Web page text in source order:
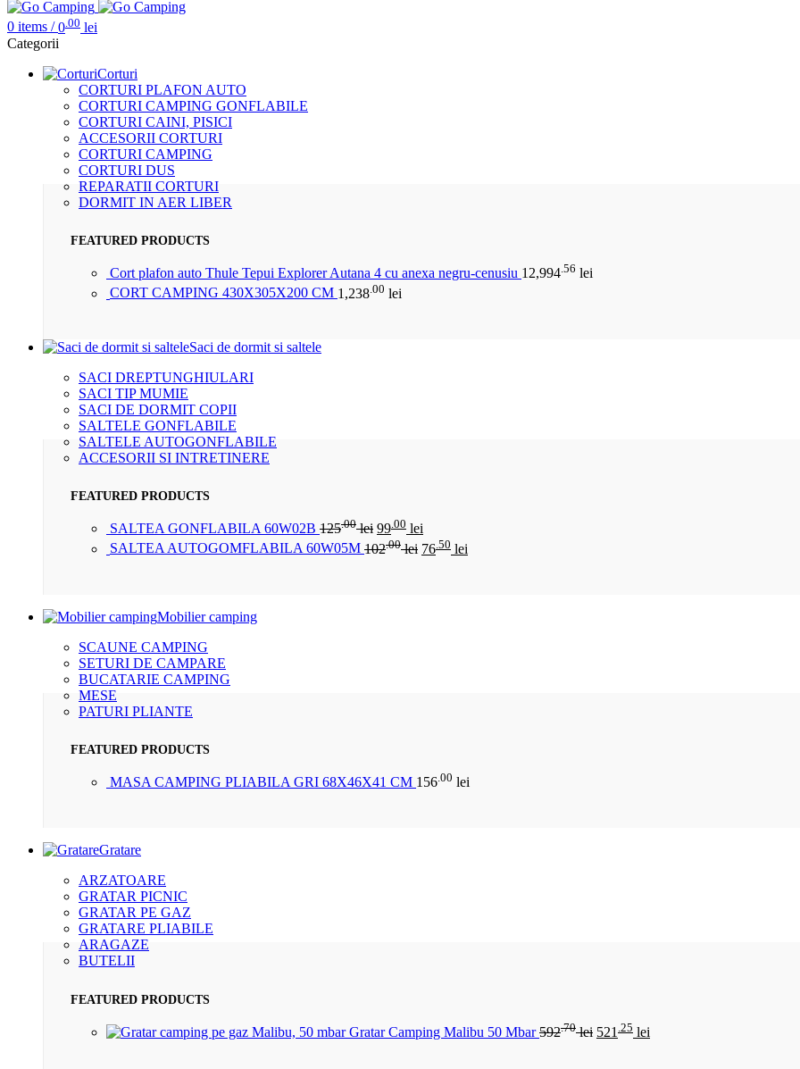
0 items / 0 .00 lei
Categorii
Corturi
CORTURI PLAFON AUTO
CORTURI CAMPING GONFLABILE
CORTURI CAINI, PISICI
ACCESORII CORTURI
CORTURI CAMPING
CORTURI DUS
REPARATII CORTURI
DORMIT IN AER LIBER
FEATURED PRODUCTS
Cort plafon auto Thule Tepui Explorer Autana 4 cu anexa negru-cenusiu 12,994.56 lei
CORT CAMPING 430X305X200 CM 1,238 .00 lei
Saci de dormit si saltele
SACI DREPTUNGHIULARI
SACI TIP MUMIE
SACI DE DORMIT COPII
SALTELE GONFLABILE
SALTELE AUTOGONFLABILE
ACCESORII SI INTRETINERE
FEATURED PRODUCTS
SALTEA GONFLABILA 60W02B 125.00 lei 99.00 lei
SALTEA AUTOGOMFLABILA 60W05M 102.00 lei 76 .50 lei
Mobilier camping
SCAUNE CAMPING
SETURI DE CAMPARE
BUCATARIE CAMPING
MESE
PATURI PLIANTE
FEATURED PRODUCTS
MASA CAMPING PLIABILA GRI 68X46X41 CM 156.00 lei
Gratare
ARZATOARE
GRATAR PICNIC
GRATAR PE GAZ
GRATARE PLIABILE
ARAGAZE
BUTELII
FEATURED PRODUCTS
Gratar Camping Malibu 50 Mbar592.70 lei 521 .25 lei